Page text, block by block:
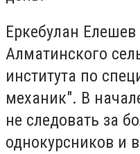
Еркебулан
Алматинского
института по
механик". В
не следовать за
однокурсников и